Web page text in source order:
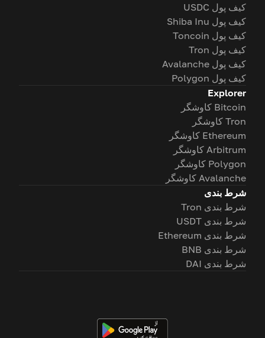
کیف پول USDC
کیف پول Shiba Inu
کیف پول Toncoin
کیف پول Tron
کیف پول Avalanche
کیف پول Polygon
Explorer
Bitcoin کاوشگر
Tron کاوشگر
Ethereum کاوشگر
Arbitrum کاوشگر
Polygon کاوشگر
Avalanche کاوشگر
شرط بندی
شرط بندی Tron
شرط بندی USDT
شرط بندی Ethereum
شرط بندی BNB
شرط بندی DAI